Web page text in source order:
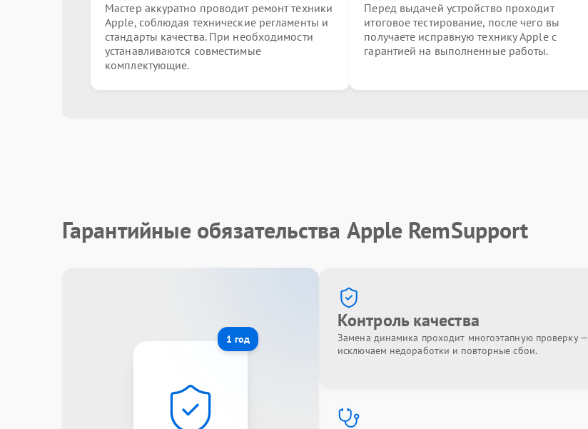
Мастер аккуратно проводит ремонт техники
Apple, соблюдая технические регламенты и
стандарты качества. При необходимости
устанавливаются совместимые
комплектующие.
Перед выдачей устройство проходит
итоговое тестирование, после чего вы
получаете исправную технику Apple с
гарантией на выполненные работы.
Гарантийные обязательства Apple RemSupport
1 год
Контроль качества
Замена динамика проходит многоэтапную проверку —
исключаем недоработки и повторные сбои.